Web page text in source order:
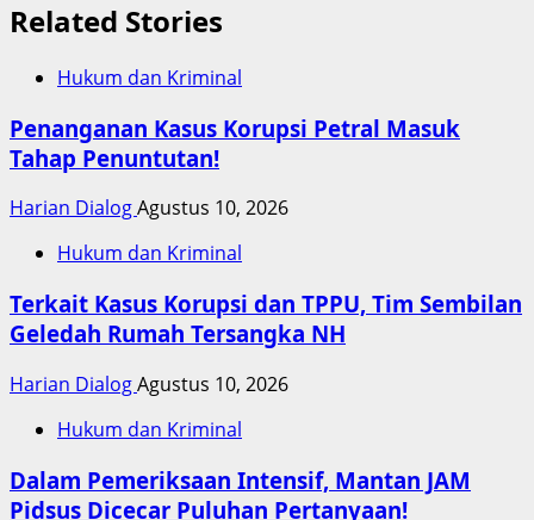
Related Stories
Hukum dan Kriminal
Penanganan Kasus Korupsi Petral Masuk
Tahap Penuntutan!
Harian DialogAgustus 10, 2026
Hukum dan Kriminal
Terkait Kasus Korupsi dan TPPU, Tim Sembilan
Geledah Rumah Tersangka NH
Harian DialogAgustus 10, 2026
Hukum dan Kriminal
Dalam Pemeriksaan Intensif, Mantan JAM
Pidsus Dicecar Puluhan Pertanyaan!